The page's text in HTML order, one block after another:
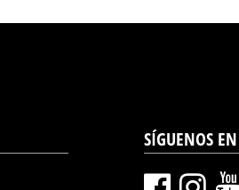
SÍGUENOS EN